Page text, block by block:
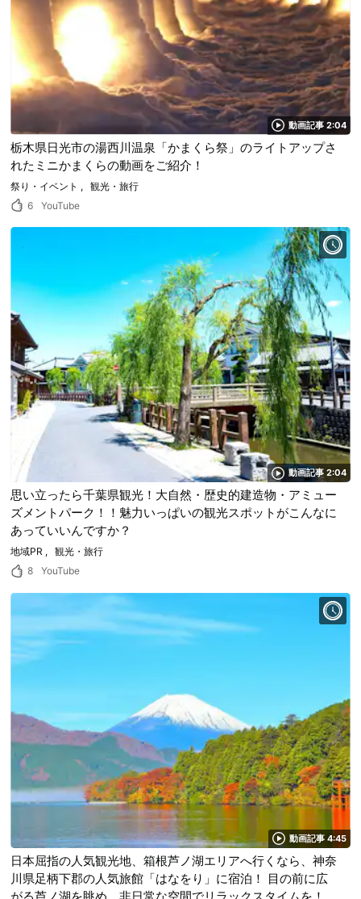
動画記事 2:04
栃木県日光市の湯西川温泉「かまくら祭」のライトアップさ
れたミニかまくらの動画をご紹介！
祭り・イベント
観光・旅行
6
YouTube
動画記事 2:04
思い立ったら千葉県観光！大自然・歴史的建造物・アミュー
ズメントパーク！！魅力いっぱいの観光スポットがこんなに
あっていいんですか？
地域PR
観光・旅行
8
YouTube
動画記事 4:45
日本屈指の人気観光地、箱根芦ノ湖エリアへ行くなら、神奈
川県足柄下郡の人気旅館「はなをり」に宿泊！ 目の前に広